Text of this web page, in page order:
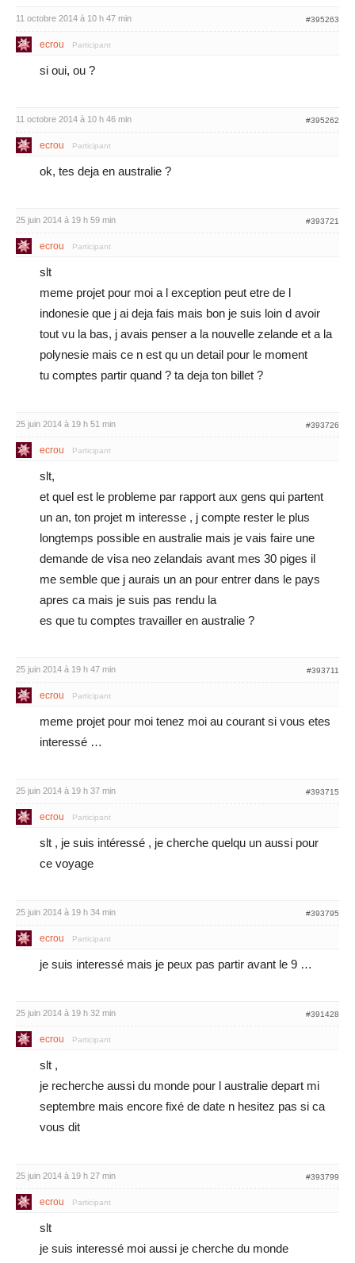
11 octobre 2014 à 10 h 47 min #395263
ecrou Participant
si oui, ou ?
11 octobre 2014 à 10 h 46 min #395262
ecrou Participant
ok, tes deja en australie ?
25 juin 2014 à 19 h 59 min #393721
ecrou Participant
slt
meme projet pour moi a l exception peut etre de l
indonesie que j ai deja fais mais bon je suis loin d avoir
tout vu la bas, j avais penser a la nouvelle zelande et a la
polynesie mais ce n est qu un detail pour le moment
tu comptes partir quand ? ta deja ton billet ?
25 juin 2014 à 19 h 51 min #393726
ecrou Participant
slt,
et quel est le probleme par rapport aux gens qui partent
un an, ton projet m interesse , j compte rester le plus
longtemps possible en australie mais je vais faire une
demande de visa neo zelandais avant mes 30 piges il
me semble que j aurais un an pour entrer dans le pays
apres ca mais je suis pas rendu la
es que tu comptes travailler en australie ?
25 juin 2014 à 19 h 47 min #393711
ecrou Participant
meme projet pour moi tenez moi au courant si vous etes
interessé …
25 juin 2014 à 19 h 37 min #393715
ecrou Participant
slt , je suis intéressé , je cherche quelqu un aussi pour
ce voyage
25 juin 2014 à 19 h 34 min #393795
ecrou Participant
je suis interessé mais je peux pas partir avant le 9 …
25 juin 2014 à 19 h 32 min #391428
ecrou Participant
slt ,
je recherche aussi du monde pour l australie depart mi
septembre mais encore fixé de date n hesitez pas si ca
vous dit
25 juin 2014 à 19 h 27 min #393799
ecrou Participant
slt
je suis interessé moi aussi je cherche du monde